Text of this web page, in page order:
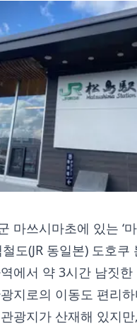
마쓰시마초에 있는 ‘
도(JR 동일본) 도호쿠
에서 약 3시간 남짓한
지로의 이동도 편리
광지가 산재해 있지